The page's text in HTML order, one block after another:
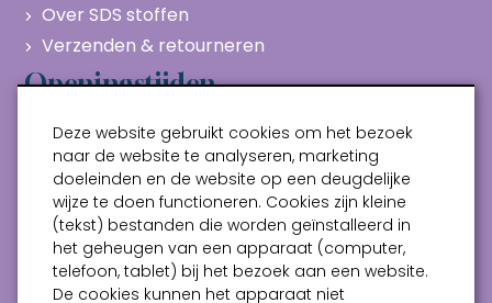
Over SDS stoffen
Verzenden & retourneren
Openingstijden
Maandag
Gesloten
Dinsdag
10:00 - 17:00
Woensdag
10:00 - 17:00
Donderdag
10:00 - 17:00
Vrijdag
10:00 - 17:00
Zaterdag
10:00 - 17:00
Deze website gebruikt cookies om het bezoek
naar de website te analyseren, marketing
doeleinden en de website op een deugdelijke
wijze te doen functioneren. Cookies zijn kleine
(tekst) bestanden die worden geïnstalleerd in
het geheugen van een apparaat (computer,
telefoon, tablet) bij het bezoek aan een website.
De cookies kunnen het apparaat niet